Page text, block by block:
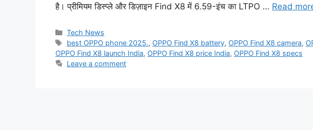
है। प्रीमियम डिस्प्ले और डिज़ाइन Find X8 में 6.59-इंच का LTPO … Read
Categories
Tech News
Tags
best OPPO phone 2025., OPPO Find X8 battery, OPPO Find X8 camera,
OPPO Find X8 launch India, OPPO Find X8 price India, OPPO Find X8 specs
Leave a comment